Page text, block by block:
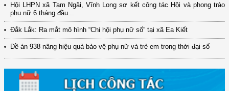
Hội LHPN xã Tam Ngãi, Vĩnh Long sơ kết công tác Hội và phong trào
phụ nữ 6 tháng đầu...
Đắk Lắk: Ra mắt mô hình “Chi hội phụ nữ số” tại xã Ea Kiết
Đề án 938 nâng hiệu quả bảo vệ phụ nữ và trẻ em trong thời đại số
(12/TB-HĐKH) V/v đăng ký, đề xuất nhiệm vụ Khoa học, công nghệ và
đổi mới ...
(898/KH/ĐCT) Kế hoạch thực hiện Quyết định số 2415/QĐ-TTg ngày
(417/QĐ-BNNMT) Quyết định phê duyệt Chương trình mục tiêu quốc gia
xây dựng ...